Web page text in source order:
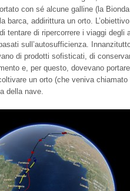
con sé alcune galline (la
barca, addirittura un orto.
tentare di ripercorrere i viaggi degli
sull’autosufficienza.
di prodotti sofisticati, di
e, per questo, dovevano
un orto (che veniva chiamato
della nave.